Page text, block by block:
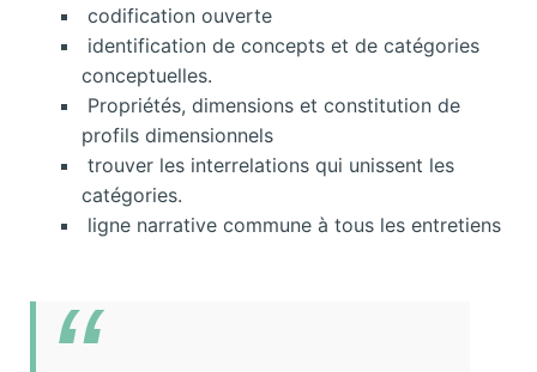
codification ouverte
identification de concepts et de catégories
conceptuelles.
Propriétés, dimensions et constitution de
profils dimensionnels
trouver les interrelations qui unissent les
catégories.
ligne narrative commune à tous les entretiens